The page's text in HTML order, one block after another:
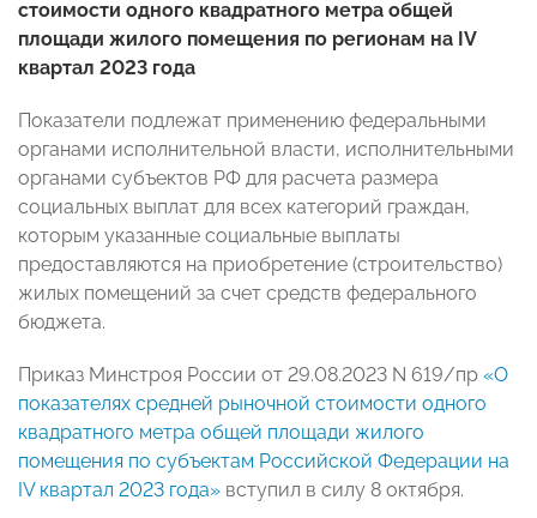
стоимости одного квадратного метра общей
площади жилого помещения по регионам на IV
квартал 2023 года
Показатели подлежат применению федеральными
органами исполнительной власти, исполнительными
органами субъектов РФ для расчета размера
социальных выплат для всех категорий граждан,
которым указанные социальные выплаты
предоставляются на приобретение (строительство)
жилых помещений за счет средств федерального
бюджета.
Приказ Минстроя России от 29.08.2023 N 619/пр «О
показателях средней рыночной стоимости одного
квадратного метра общей площади жилого
помещения по субъектам Российской Федерации на
IV квартал 2023 года» вступил в силу 8 октября.